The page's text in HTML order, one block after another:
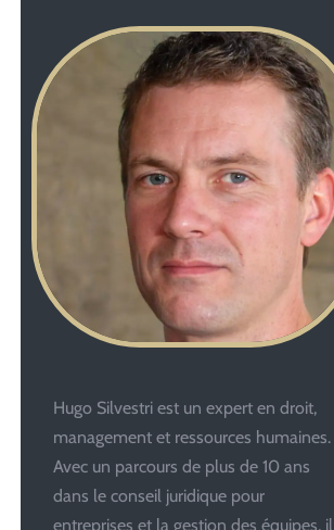
Hugo Silvestri est un expert en droit,
management et ressources humaines.
Avec un parcours de plus de 10 ans
dans le conseil juridique pour
entreprises et la gestion des équipes, il